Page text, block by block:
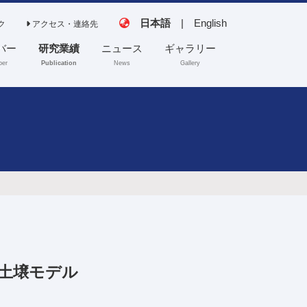
アクセス・連絡先 日本語 | English
ー 研究業績
Publication
ニュース
News
ギャラリー
Gallery
壌モデル